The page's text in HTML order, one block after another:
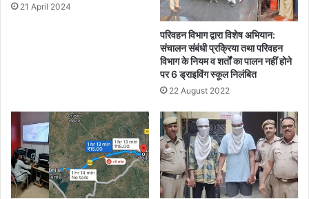
21 April 2024
परिवहन विभाग द्वारा विशेष अभियान:
संचालन संबंधी प्रक्रिया तथा परिवहन
विभाग के नियम व शर्तों का पालन नहीं होने
पर 6 ड्राइविंग स्कूल निलंबित
22 August 2022